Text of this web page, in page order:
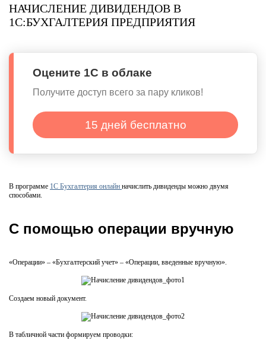
НАЧИСЛЕНИЕ ДИВИДЕНДОВ В
1С:БУХГАЛТЕРИЯ ПРЕДПРИЯТИЯ
Оцените 1С в облаке
Получите доступ всего за пару кликов!
15 дней бесплатно
В программе 1С Бухгалтерия онлайн начислить дивиденды можно двумя
способами.
С помощью операции вручную
«Операции» – «Бухгалтерский учет» – «Операции, введенные вручную».
Создаем новый документ.
В табличной части формируем проводки: